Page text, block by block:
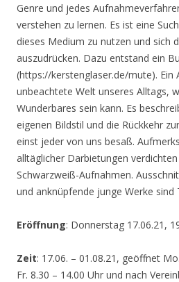
Genre und jedes
verstehen zu lernen. Es ist eine
dieses Medium zu nutzen und sich
auszudrücken. Dazu entstand ein
(https://kerstenglaser.de/mute). Ein
unbeachtete Welt unseres Alltags,
Wunderbares sein kann. Es
eigenen Bildstil und die Rückkehr
einst jeder von uns besaß.
alltäglicher Darbietungen
Schwarzweiß-Aufnahmen.
und anknüpfende junge Werke sind
Eröffnung: Donnerstag 17.06.21,
Zeit: 17.06. – 01.08.21, geöffnet
Fr. 8.30 – 14.00 Uhr und nach